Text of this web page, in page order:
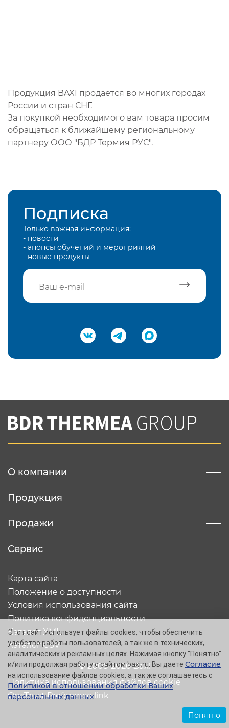
Продукция BAXI продается во многих городах
России и стран СНГ.
За покупкой необходимого вам товара просим
обращаться к ближайшему региональному
партнеру ООО "БДР Термия РУС".
Подписка
Только важная информация:
- новости
- анонсы обучений и мероприятий
- новые продукты
Подтвердить e-mail
Вы соглашаетесь с нашей политикой
конфеденциальности
О компании
Продукция
Продажи
Сервис
© 2005-2026 Baxi
Карта сайта
Положение о доступности
Условия использования сайта
Политика конфиденциальности
Каталог XML
Каталог CSV
Политика использования файлов cookie
OneTrust Preference link
Этот сайт использует файлы cookies, чтобы обеспечить
удобство работы пользователей, а так же в технических,
аналитических и рекламных целях. Нажимая кнопку "Понятно"
и/или продолжая работу с сайтом baxi.ru, Вы даете Согласие
на использование файлов cookies, а так же соглашаетесь с
Политикой в отношении обработки Ваших
персональных данных.
Понятно